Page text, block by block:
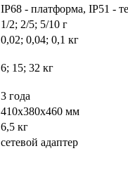
IP68 - платформа, IP51 -
1/2; 2/5; 5/10 г
0,02; 0,04; 0,1 кг
6; 15; 32 кг
3 года
410х380х460 мм
6,5 кг
сетевой адаптер